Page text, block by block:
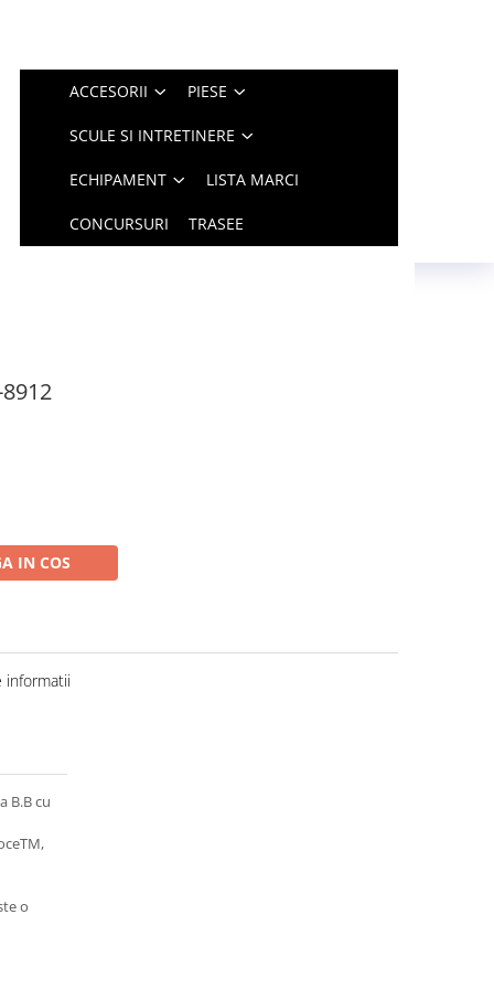
ACCESORII PIESE
SCULE SI INTRETINERE
ECHIPAMENT LISTA MARCI
CONCURSURI TRASEE
IN COS
informatii
B.B cu
o